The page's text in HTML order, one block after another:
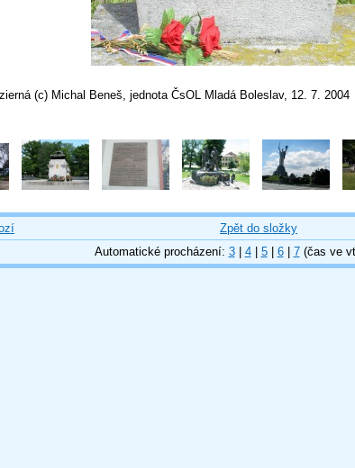
(c) Michal Beneš, jednota ČsOL Mladá Boleslav, 12. 7. 2004
Zpět do složky
Automatické procházení: 3| 4| 5| 6| 7(čas ve